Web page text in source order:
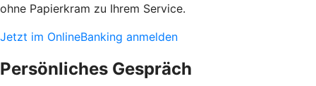
ohne Papierkram zu Ihrem Service.
Jetzt im OnlineBanking anmelden
Persönliches Gespräch